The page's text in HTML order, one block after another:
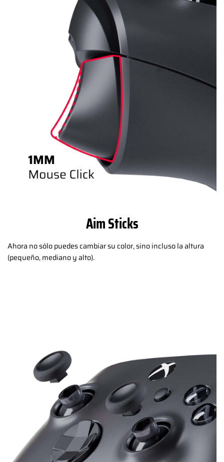
Aim Sticks
Ahora no sólo puedes cambiar su color, sino incluso la altura
(pequeño, mediano y alto).